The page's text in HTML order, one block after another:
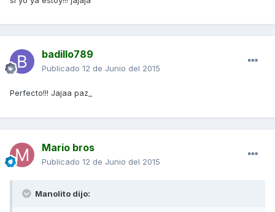
badillo789
Publicado 12 de Junio del 2015
Perfecto!!! Jajaa paz_
Mario bros
Publicado 12 de Junio del 2015
Manolito dijo: